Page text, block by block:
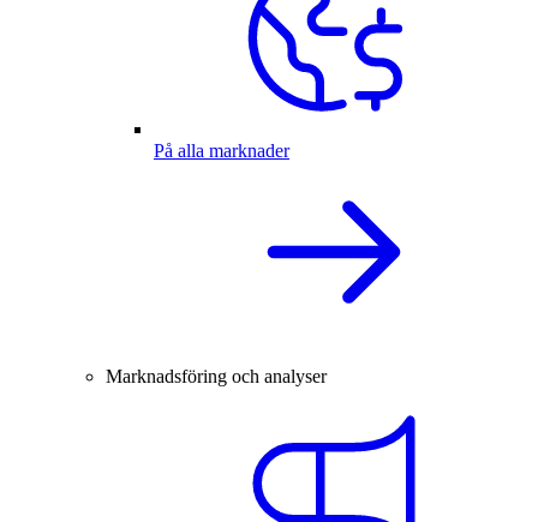
På alla marknader
Marknadsföring och analyser